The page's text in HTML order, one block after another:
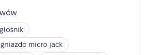
micro jack